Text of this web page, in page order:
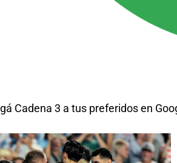
Cadena 3 a tus preferidos en